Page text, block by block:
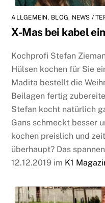
ALLGEMEIN, BLOG, NEWS /
X-Mas bei kabel
Kochprofi Stefan
Hülsen kochen für Sie
Madita bestellt die
Beilagen fertig
Stefan kocht natürlich
Gans schmeckt besser
kochen preislich und
überhaupt? Das
12.12.2019 im K1